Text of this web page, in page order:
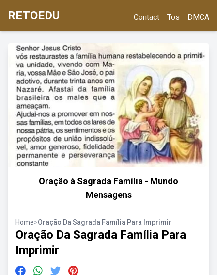
RETOEDU Contact Tos DMCA
Oração à Sagrada Família - Mundo
Mensagens
Home>Oração Da Sagrada Família Para Imprimir
Oração Da Sagrada Família Para
Imprimir